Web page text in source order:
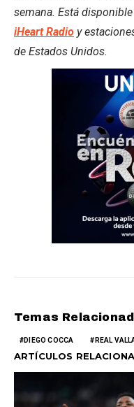
semana. Está
iHeart Radio y
de Estados Unidos.
Temas
DIEGO COCCA REAL
ARTÍCULOS